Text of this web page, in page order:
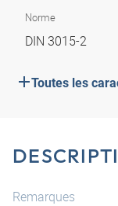
Norme
DIN 3015-2
Toutes les
Remarques